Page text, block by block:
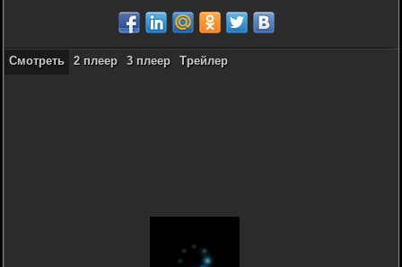
Смотреть 2 плеер 3 плеер Трейлер